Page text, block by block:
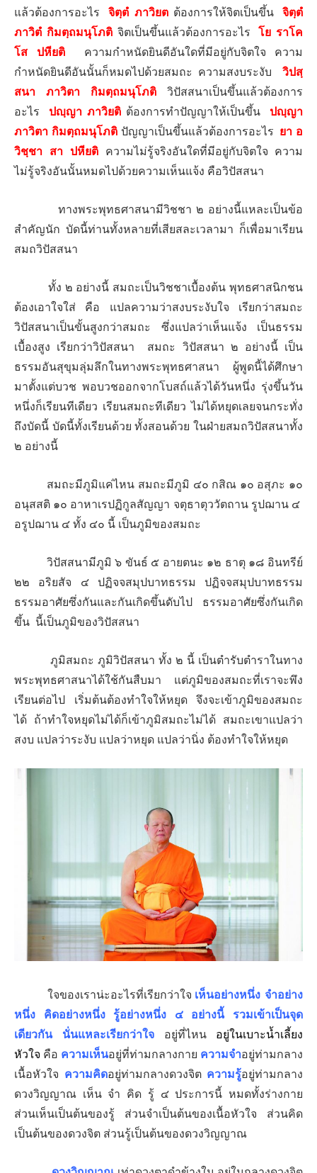
แล้วต้องการอะไรจิตฺตํ ภาวิยต ต้องการให้จิตเป็นขึ้นจิตฺตํ
ภาวิตํ กิมตฺถมนุโภติ จิตเป็นขึ้นแล้วต้องการอะไรโย ราโค
โส ปหียติ
ความกำหนัดยินดีอันใดที่มีอยู่กับจิตใจ ความ
กำหนัดยินดีอันนั้นก็หมดไปด้วยสมถะ ความสงบระงับวิปสฺ
สนา ภาวิตา กิมตฺถมนุโภติ วิปัสสนาเป็นขึ้นแล้วต้องการ
อะไร ปญฺญา ภาวิยติ ต้องการทำปัญญาให้เป็นขึ้นปญฺญา
ภาวิตา กิมตฺถมนุโภติ ปัญญาเป็นขึ้นแล้วต้องการอะไร ยา อ
วิชฺชา สา ปหียติ ความไม่รู้จริงอันใดที่มีอยู่กับจิตใจ ความ
ไม่รู้จริงอันนั้นหมดไปด้วยความเห็นแจ้ง คือวิปัสสนา
ทางพระพุทธศาสนามีวิชชา ๒ อย่างนี้แหละเป็นข้อ
สำคัญนัก บัดนี้ท่านทั้งหลายที่เสียสละเวลามา ก็เพื่อมาเรียน
สมถวิปัสสนา
ทั้ง ๒ อย่างนี้ สมถะเป็นวิชชาเบื้องต้น พุทธศาสนิกชน
ต้องเอาใจใส่ คือ แปลความว่าสงบระงับใจ เรียกว่าสมถะ
วิปัสสนาเป็นขั้นสูงกว่าสมถะ ซึ่งแปลว่าเห็นแจ้ง เป็นธรรม
เบื้องสูง เรียกว่าวิปัสสนา สมถะ วิปัสสนา ๒ อย่างนี้ เป็น
ธรรมอันสุขุมลุ่มลึกในทางพระพุทธศาสนา ผู้พูดนี้ได้ศึกษา
มาตั้งแต่บวช พอบวชออกจากโบสถ์แล้วได้วันหนึ่ง รุ่งขึ้นวัน
หนึ่งก็เรียนทีเดียว เรียนสมถะทีเดียว ไม่ได้หยุดเลยจนกระทั่ง
ถึงบัดนี้ บัดนี้ทั้งเรียนด้วย ทั้งสอนด้วย ในฝ่ายสมถวิปัสสนาทั้ง
๒ อย่างนี้
สมถะมีภูมิแค่ไหน สมถะมีภูมิ ๔๐ กสิณ ๑๐ อสุภะ ๑๐
อนุสสติ ๑๐ อาหาเรปฏิกูลสัญญา จตุธาตุววัตถาน รูปฌาน ๔
อรูปฌาน ๔ ทั้ง ๔๐ นี้ เป็นภูมิของสมถะ
วิปัสสนามีภูมิ ๖ ขันธ์ ๕ อายตนะ ๑๒ ธาตุ ๑๘ อินทรีย์
๒๒ อริยสัจ ๔ ปฏิจจสมุปบาทธรรม ปฏิจจสมุปบาทธรรม
ธรรมอาศัยซึ่งกันและกันเกิดขึ้นดับไป ธรรมอาศัยซึ่งกันเกิด
ขึ้น นี้เป็นภูมิของวิปัสสนา
ภูมิสมถะ ภูมิวิปัสสนา ทั้ง ๒ นี้ เป็นตำรับตำราในทาง
พระพุทธศาสนาได้ใช้กันสืบมา แต่ภูมิของสมถะที่เราจะพึง
เรียนต่อไป เริ่มต้นต้องทำใจให้หยุด จึงจะเข้าภูมิของสมถะ
ได้ ถ้าทำใจหยุดไม่ได้ก็เข้าภูมิสมถะไม่ได้ สมถะเขาแปลว่า
สงบ แปลว่าระงับ แปลว่าหยุด แปลว่านิ่ง ต้องทำใจให้หยุด
ใจของเราน่ะอะไรที่เรียกว่าใจ เห็นอย่างหนึ่ง จำอย่าง
หนึ่ง คิดอย่างหนึ่ง รู้อย่างหนึ่ง ๔ อย่างนี้ รวมเข้าเป็นจุด
เดียวกัน นั่นแหละเรียกว่าใจ อยู่ที่ไหน อยู่ในเบาะน้ำเลี้ยง
หัวใจ คือ ความเห็นอยู่ที่ท่ามกลางกาย ความจำอยู่ท่ามกลาง
เนื้อหัวใจ ความคิดอยู่ท่ามกลางดวงจิต ความรู้อยู่ท่ามกลาง
ดวงวิญญาณ เห็น จำ คิด รู้ ๔ ประการนี้ หมดทั้งร่างกาย
ส่วนเห็นเป็นต้นของรู้ ส่วนจำเป็นต้นของเนื้อหัวใจ ส่วนคิด
เป็นต้นของดวงจิต ส่วนรู้เป็นต้นของดวงวิญญาณ